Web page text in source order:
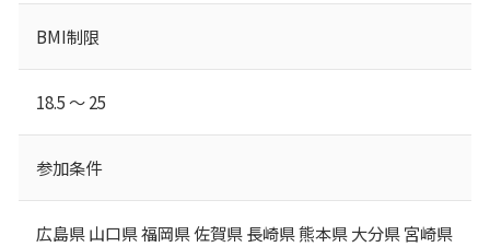
BMI制限
18.5 ～ 25
参加条件
広島県 山口県 福岡県 佐賀県 長崎県 熊本県 大分県 宮崎県